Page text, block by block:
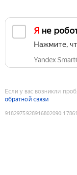
Я не
Нажмите,
Yandex
Если у вас возникли
обратной связи
9182975928916802090: